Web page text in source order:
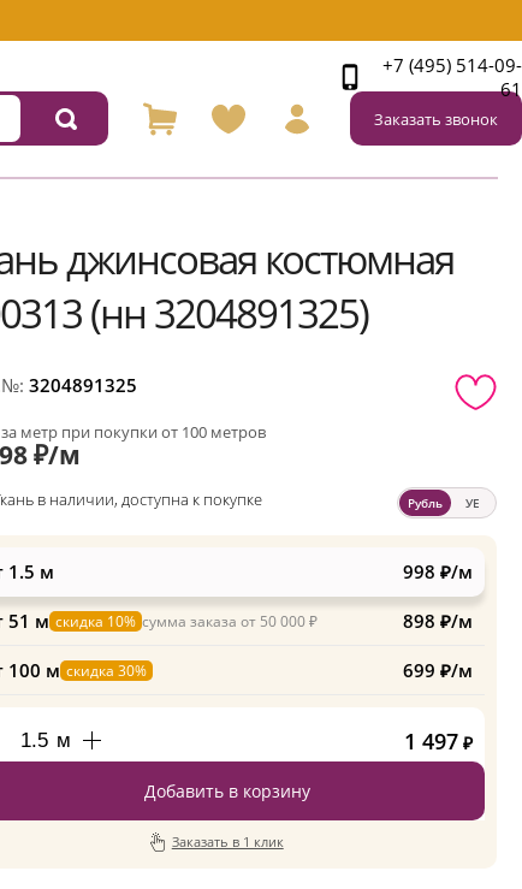
+7 (495) 514-09-
61
Заказать звонок
джинсовая костюмная
(нн 3204891325)
3204891325
метр при покупки от 100 метров
₽/м
в наличии, доступна к покупке Рубль УЕ
1.5 м 998 ₽/м
51 м скидка 10% сумма заказа от 50 000 ₽ 898 ₽/м
100 м скидка 30% 699 ₽/м
м 1 497 ₽
Добавить в корзину
Заказать в 1 клик